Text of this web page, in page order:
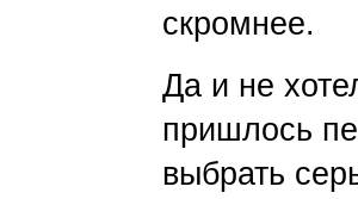
скромнее.
Да и не
пришлось
выбрать